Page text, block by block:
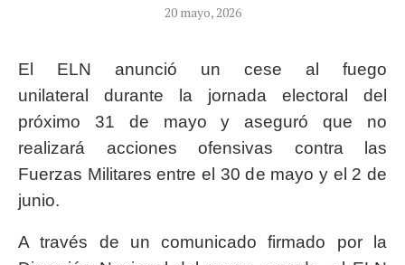
20 mayo, 2026
El ELN anunció un cese al fuego
unilateral durante la jornada electoral del
próximo 31 de mayo y aseguró que no
realizará acciones ofensivas contra las
Fuerzas Militares entre el 30 de mayo y el 2 de
junio.
A través de un comunicado firmado por la